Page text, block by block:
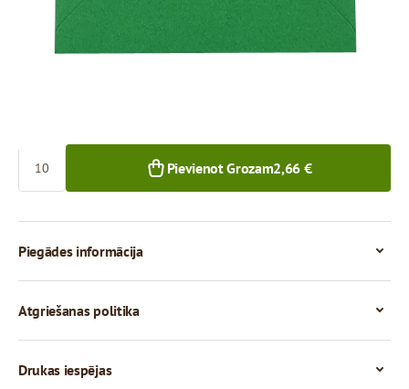
0,27 €
10+ gab. 50+ gab.
Skaits
Pievienot Grozam2,66 €
Piegādes informācija
Atgriešanas politika
Drukas iespējas